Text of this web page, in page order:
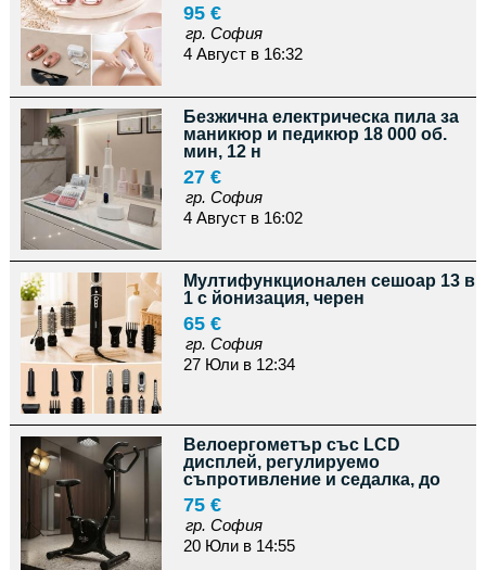
95 €
гр. София
4 Август в 16:32
Безжична електрическа пила за
маникюр и педикюр 18 000 об.
мин, 12 н
27 €
гр. София
4 Август в 16:02
Мултифункционален сешоар 13 в
1 с йонизация, черен
65 €
гр. София
27 Юли в 12:34
Велоергометър със LCD
дисплей, регулируемо
съпротивление и седалка, до
75 €
гр. София
20 Юли в 14:55